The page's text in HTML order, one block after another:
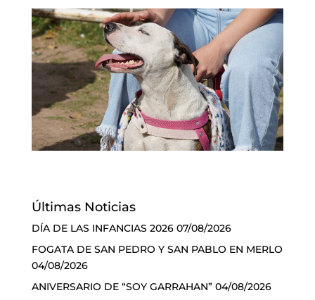
Últimas Noticias
DÍA DE LAS INFANCIAS 2026 07/08/2026
FOGATA DE SAN PEDRO Y SAN PABLO EN MERLO
04/08/2026
ANIVERSARIO DE “SOY GARRAHAN” 04/08/2026